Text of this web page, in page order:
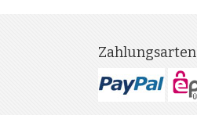
Zahlungsarten